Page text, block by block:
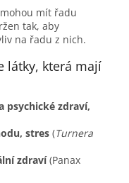
mít řadu
tak, aby
na řadu z nich.
látky, která mají
psychické zdraví,
stres (Turnera
zdraví(Panax